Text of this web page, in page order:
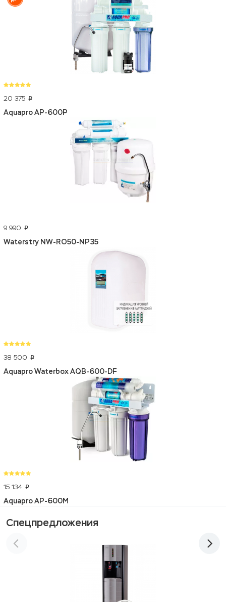
20 375 p
Aquapro AP-600P
9 990 p
Waterstry NW-RO50-NP35
38 500 p
Aquapro Waterbox AQB-600-DF
15 134 p
Aquapro AP-600M
Спецпредложения